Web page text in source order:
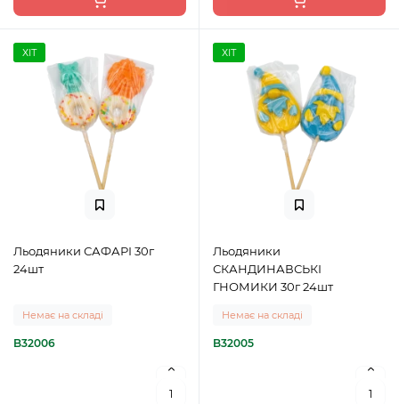
ХІТ
Льодяники САФАРІ 30г
24шт
Немає на складі
B32006
ХІТ
Льодяники
СКАНДИНАВСЬКІ
ГНОМИКИ 30г 24шт
Немає на складі
B32005